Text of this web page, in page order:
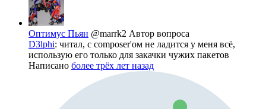
Оптимус Пьян @marrk2 Автор вопроса
D3lphi: читал, с composer'ом не ладится у меня всё,
использую его только для закачки чужих пакетов
Написано более трёх лет назад